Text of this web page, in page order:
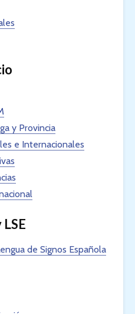
y Provincia
e Internacionales
de Signos Española